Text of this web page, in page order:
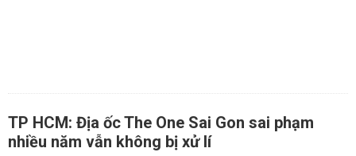
TP HCM: Địa ốc The One Sai Gon sai phạm
nhiều năm vẫn không bị xử lí